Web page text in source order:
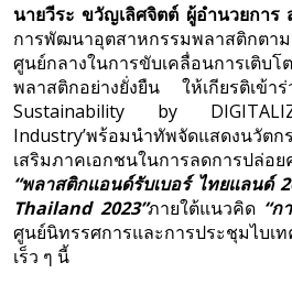
นายวีระ ขวัญเลิศจิตต์ ผู้อำนวยการ
การพัฒนาอุตสาหกรรมพลาสติกตา
ศูนย์กลางในการขับเคลื่อนการเติบ
พลาสติกอย่างยั่งยืน ให้เกียรติเข้า
Sustainability by
Industry’พร้อมนำทัพจัดแสดงนวั
เสริมภาคเอกชนในการลดกา
“พลาสติกแอนด์รับเบอร์ ไทยแลนด์
Thailand 2023”ภายใต้แนวคิด “ก
ศูนย์นิทรรศการและการประชุมไบเ
เร็ว ๆ นี้